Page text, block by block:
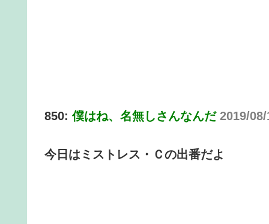
850:僕はね、名無しさんなんだ 2019/
今日はミストレス・Ｃの出番だよ